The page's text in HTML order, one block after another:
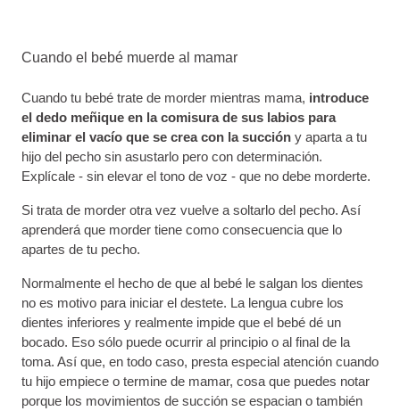
Cuando el bebé muerde al mamar
Cuando tu bebé trate de morder mientras mama, introduce
el dedo meñique en la comisura de sus labios para
eliminar el vacío que se crea con la succión y aparta a tu
hijo del pecho sin asustarlo pero con determinación.
Explícale - sin elevar el tono de voz - que no debe morderte.
Si trata de morder otra vez vuelve a soltarlo del pecho. Así
aprenderá que morder tiene como consecuencia que lo
apartes de tu pecho.
Normalmente el hecho de que al bebé le salgan los dientes
no es motivo para iniciar el destete. La lengua cubre los
dientes inferiores y realmente impide que el bebé dé un
bocado. Eso sólo puede ocurrir al principio o al final de la
toma. Así que, en todo caso, presta especial atención cuando
tu hijo empiece o termine de mamar, cosa que puedes notar
porque los movimientos de succión se espacian o también